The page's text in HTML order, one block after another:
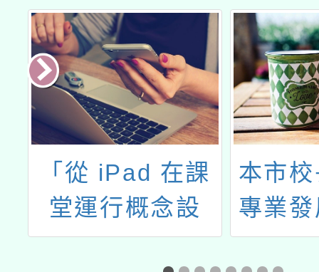
「從 iPad 在課
堂運行概念設
置」
本市
專業
理「